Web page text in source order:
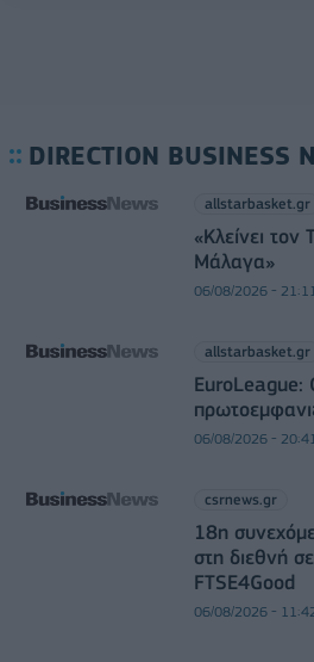
DIRECTION BUSINESS
allstarbasket.gr
«Κλείνει τον
Μάλαγα»
06/08/2026 -
allstarbasket.gr
EuroLeague:
06/08/2026 -
csrnews.gr
18η
στη διεθνή
FTSE4Good
06/08/2026 -